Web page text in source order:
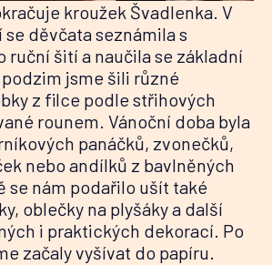
kroužek Švadlenka. V
děvčata seznámila s
ruční šití a naučila se základní
jsme šili různé
z filce podle střihových
rounem. Vánoční doba byla
panáčků, zvonečků,
nebo andílků z bavlněných
se nám podařilo ušít také
oblečky na plyšáky a další
i praktických dekorací. Po
začaly vyšívat do papíru.